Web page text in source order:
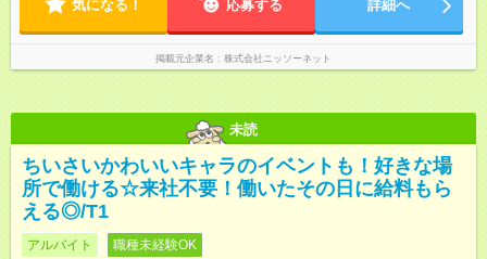
気になる！ 応募する 詳細へ
掲載元企業名 株式会社ニッソーネット
未読
ちいさいかわいいキャラのイベントも！好きな場
所で働ける☆来社不要！働いたその日に給料もら
える◎/T1
アルバイト 職種未経験OK